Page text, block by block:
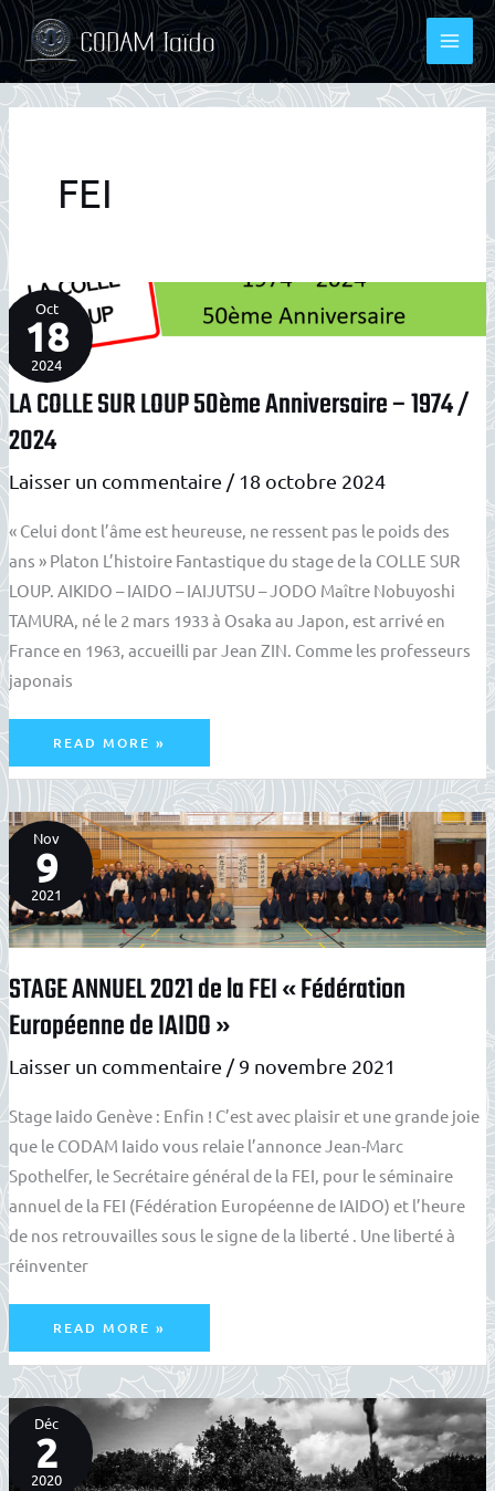
Aller
au
contenu
FEI
Oct
18
2024
LA COLLE SUR LOUP 50ème Anniversaire – 1974 /
2024
Laisser un commentaire /18 octobre 2024
« Celui dont l’âme est heureuse, ne ressent pas le poids des
ans » Platon L’histoire Fantastique du stage de la COLLE SUR
LOUP. AIKIDO – IAIDO – IAIJUTSU – JODO Maître Nobuyoshi
TAMURA, né le 2 mars 1933 à Osaka au Japon, est arrivé en
France en 1963, accueilli par Jean ZIN. Comme les professeurs
japonais
LA
COLLE
SUR
LOUP
50ÈME
ANNIVERSAIRE
–
1974
/
2024
READ MORE »
Nov
9
2021
STAGE ANNUEL 2021 de la FEI « Fédération
Européenne de IAIDO »
Laisser un commentaire /9 novembre 2021
Stage Iaido Genève : Enfin ! C’est avec plaisir et une grande joie
que le CODAM Iaido vous relaie l’annonce Jean-Marc
Spothelfer, le Secrétaire général de la FEI, pour le séminaire
annuel de la FEI (Fédération Européenne de IAIDO) et l’heure
de nos retrouvailles sous le signe de la liberté . Une liberté à
réinventer
STAGE
ANNUEL
2021
DE
LA
FEI
« FÉDÉRATION
EUROPÉENNE
DE
IAIDO »
READ MORE »
Déc
2
2020